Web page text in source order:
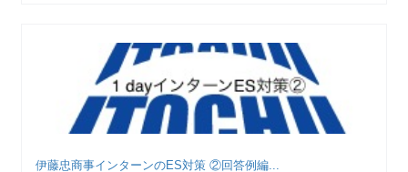
伊藤忠商事インターンのES対策 ②回答例編...